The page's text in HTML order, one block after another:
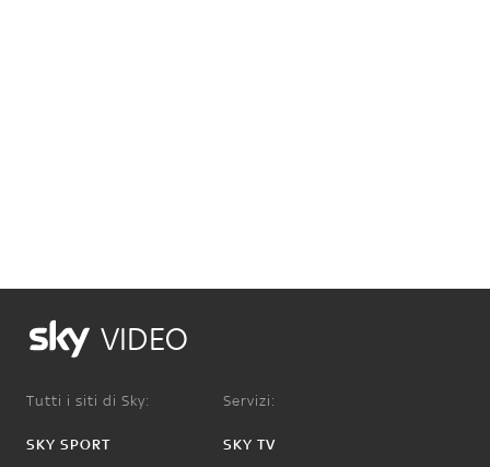
VIDEO
Tutti i siti di Sky:
SKY SPORT
Servizi:
SKY TV